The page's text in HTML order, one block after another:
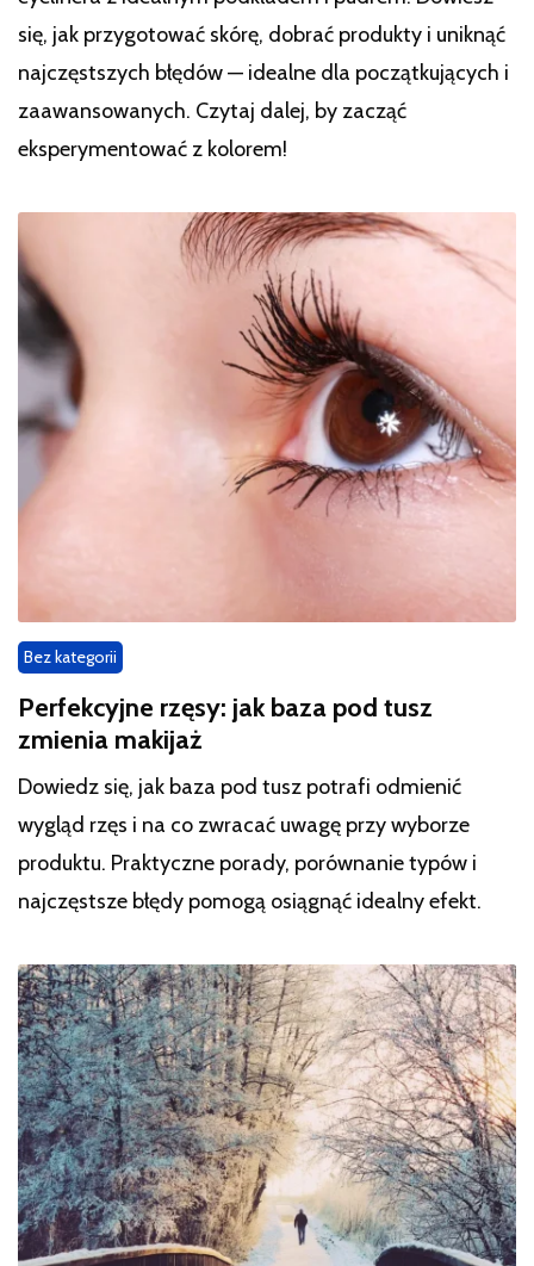
się, jak przygotować skórę, dobrać produkty i uniknąć
najczęstszych błędów — idealne dla początkujących i
zaawansowanych. Czytaj dalej, by zacząć
eksperymentować z kolorem!
Bez kategorii
Perfekcyjne rzęsy: jak baza pod tusz
zmienia makijaż
Dowiedz się, jak baza pod tusz potrafi odmienić
wygląd rzęs i na co zwracać uwagę przy wyborze
produktu. Praktyczne porady, porównanie typów i
najczęstsze błędy pomogą osiągnąć idealny efekt.